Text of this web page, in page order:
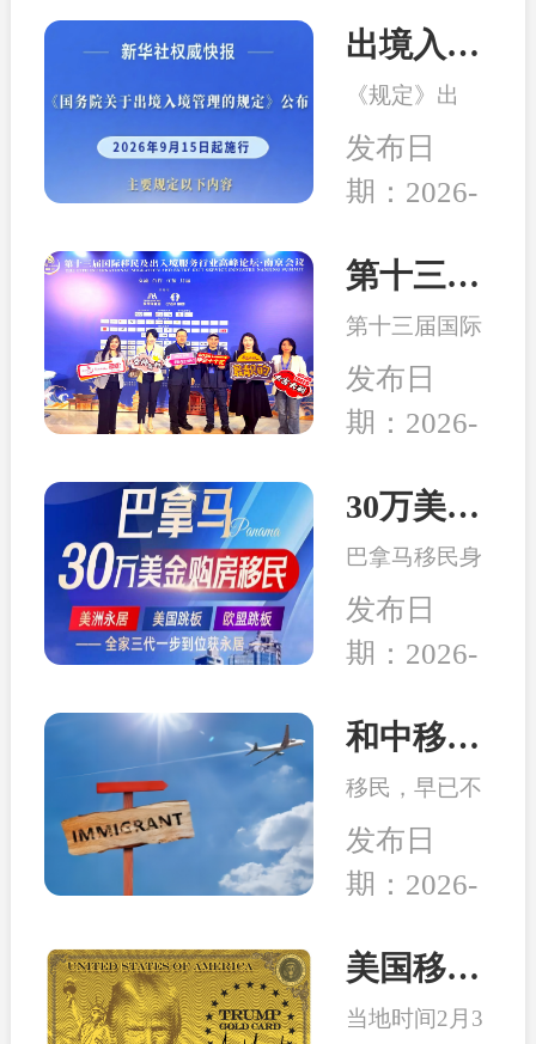
出境入境管理新规发布！移民服务监管升级，哪些机构更值得选择？
《规定》出
台，是我国完
善出入境管理
制度的重要举
交流持续深
家庭萌生海外
身份规划、子
女教育、全球
生活布局等需
务行业迎来新
的发展机遇。
发布日
期：2026-
第十三届移民行业高峰论坛在南京举行 和中入选诚信专业示范机构
第十三届国际
移民及出入境
服务行业高峰
论坛在中国南
次峰会以“破
未来”为主
题，吸引了来
自全球几十个
国家的数千位
英、使领馆代
表及移民局长
在搭建一
个“交流、合
赢”的国际化
平台。
发布日
期：2026-
30万美元买房送巴拿马永居：高性价比、税务规划、入籍大揭秘！
巴拿马移民身
份开始受到很
多客户的青
睐，究其原因
性价比、宽松
良好的子女教
育、亲民的生
活成本、明确
的入籍路径
发布日
期：2026-
和中移民：2026年最适合办理移民身份的6个国家
移民，早已不
是 “我想去
哪”，而是：
这个身份能不
未来可能会面
论是为了孩子
发布日
期：2026-
美国移民最新消息：特朗普百万金卡项目被起诉！
当地时间2月3